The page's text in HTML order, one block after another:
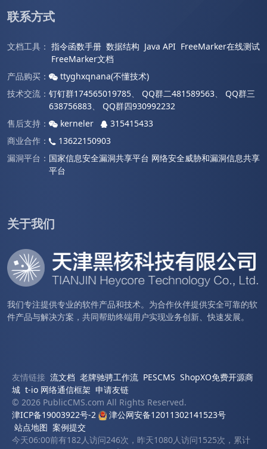
联系方式
文档工具： 指令函数手册 数据结构 Java API FreeMarker在线测试
FreeMarker文档
产品购买：
ttyghxqnana(不懂技术)
技术交流： 钉钉群174565019785 QQ群二481589563
QQ群三
638756883
QQ群四930992232
售后支持：
kerneler
315415433
商业合作：
13622150903
漏洞平台： 国家信息安全漏洞共享平台 网络安全威胁和漏洞信息共享
平台
关于我们
我们专注提供专业的软件产品和技术。为合作伙伴提供安全可靠的软
件产品与解决方案，共同帮助终端用户实现业务创新、快速发展。
友情链接 流文档 老牌驰骋工作流 PESCMS ShopXO免费开源商
城 t-io 网络通信框架 申请友链
© 2026 PublicCMS.com All Rights Reserved.
津ICP备19003922号-2
津公网安备12011302141523号
站点地图 案例提交
今天06:00前有182人访问246次，昨天1080人访问1525次，累计